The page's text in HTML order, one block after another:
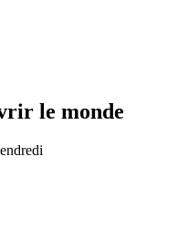
le monde